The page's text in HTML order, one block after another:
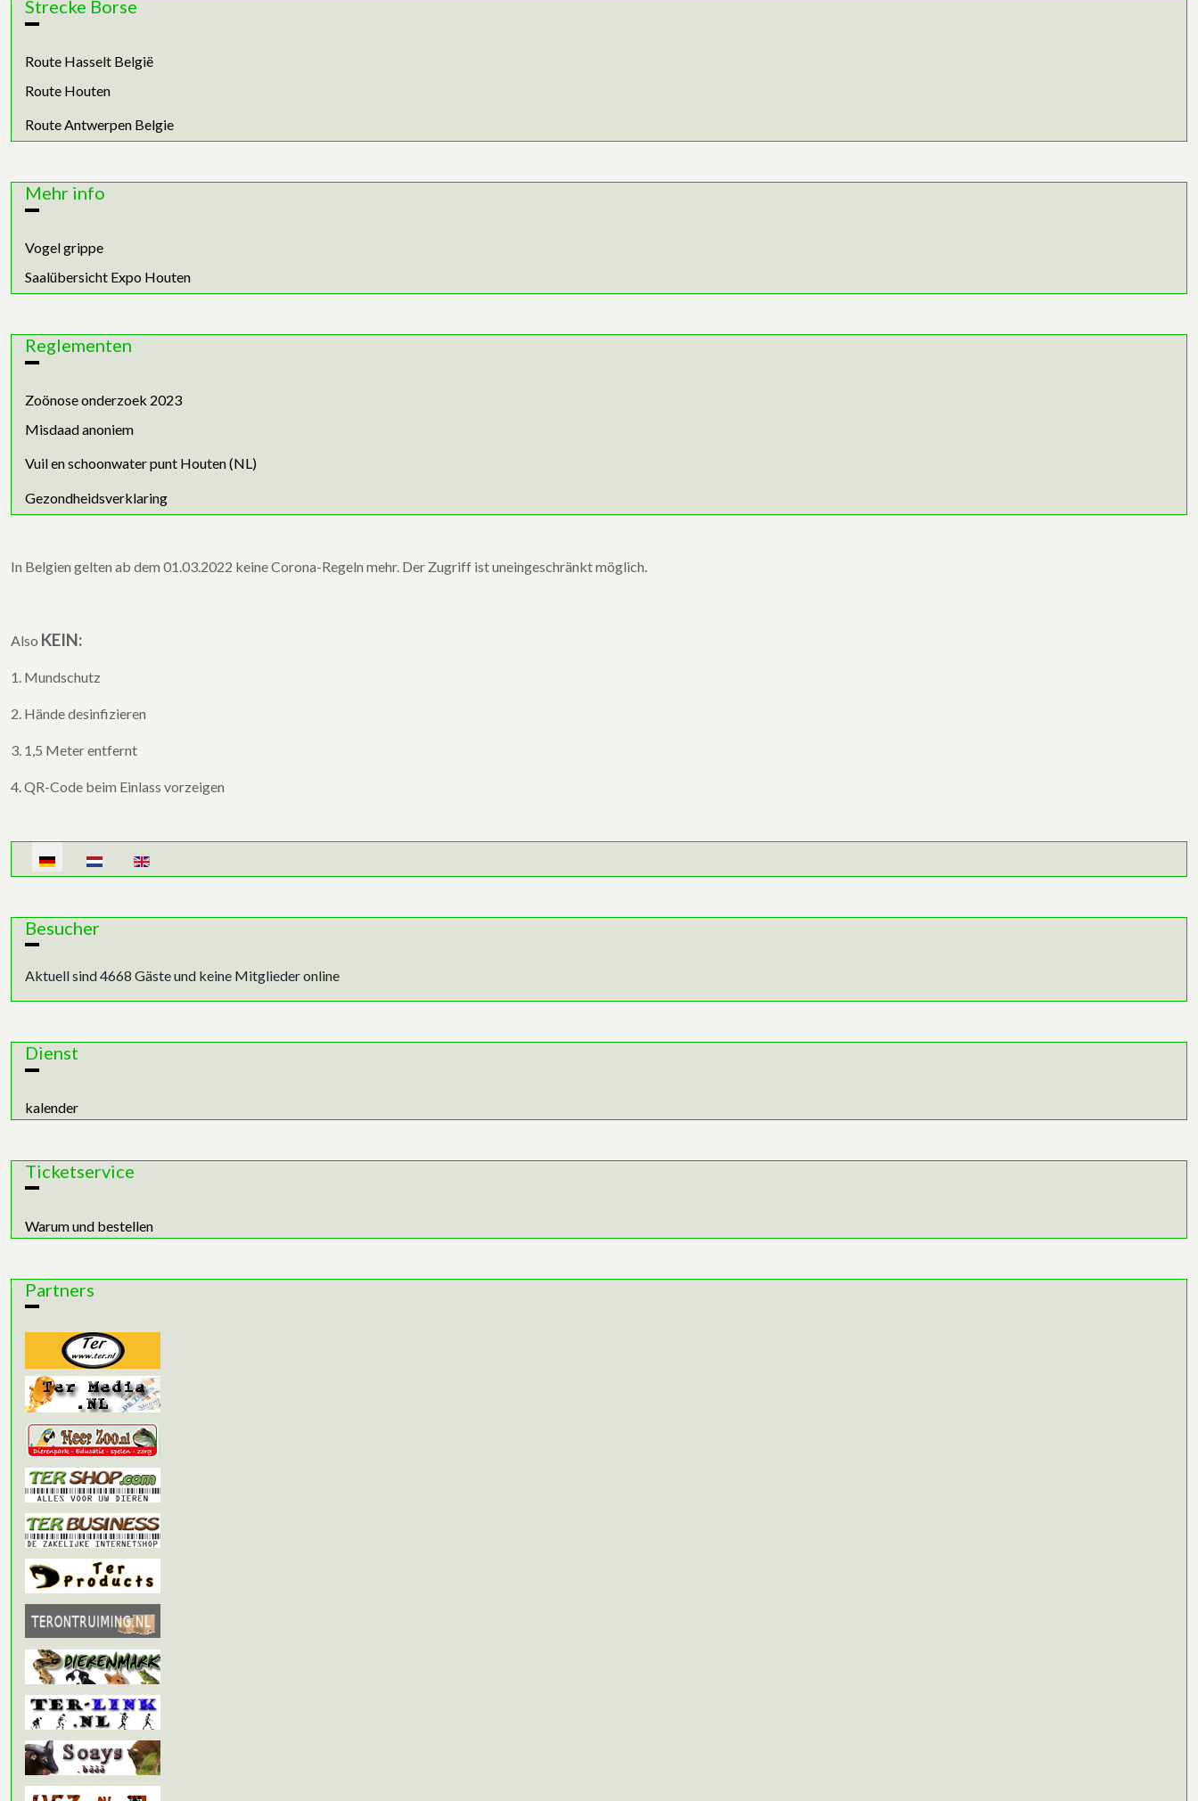
Strecke Borse
Route Hasselt België
Route Houten
Route Antwerpen Belgie
Mehr info
Vogel grippe
Saalübersicht Expo Houten
Reglementen
Zoönose onderzoek 2023
Misdaad anoniem
Vuil en schoonwater punt Houten (NL)
Gezondheidsverklaring
In Belgien gelten ab dem 01.03.2022 keine Corona-Regeln mehr. Der Zugriff ist uneingeschränkt möglich.
Also KEIN:
1. Mundschutz
2. Hände desinfizieren
3. 1,5 Meter entfernt
4. QR-Code beim Einlass vorzeigen
Besucher
Aktuell sind 4668 Gäste und keine Mitglieder online
Dienst
kalender
Ticketservice
Warum und bestellen
Partners